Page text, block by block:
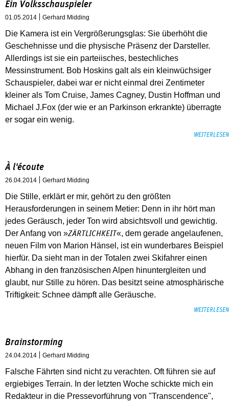
Ein Volksschauspieler
01.05.2014 Gerhard Midding
Die Kamera ist ein Vergrößerungsglas: Sie überhöht die
Geschehnisse und die physische Präsenz der Darsteller.
Allerdings ist sie ein parteiisches, bestechliches
Messinstrument. Bob Hoskins galt als ein kleinwüchsiger
Schauspieler, dabei war er nicht einmal drei Zentimeter
kleiner als Tom Cruise, James Cagney, Dustin Hoffman und
Michael J.Fox (der wie er an Parkinson erkrankte) überragte
er sogar ein wenig.
WEITERLESEN
À l'écoute
26.04.2014 Gerhard Midding
Die Stille, erklärt er mir, gehört zu den größten
Herausforderungen in seinem Metier: Denn in ihr hört man
jedes Geräusch, jeder Ton wird absichtsvoll und gewichtig.
Der Anfang von »ZÄRTLICHKEIT«, dem gerade angelaufenen,
neuen Film von Marion Hänsel, ist ein wunderbares Beispiel
hierfür. Da sieht man in der Totalen zwei Skifahrer einen
Abhang in den französischen Alpen hinuntergleiten und
glaubt, nur Stille zu hören. Das besitzt seine atmosphärische
Triftigkeit: Schnee dämpft alle Geräusche.
WEITERLESEN
Brainstorming
24.04.2014 Gerhard Midding
Falsche Fährten sind nicht zu verachten. Oft führen sie auf
ergiebiges Terrain. In der letzten Woche schickte mich ein
Redakteur in die Pressevorführung von "Transcendence",